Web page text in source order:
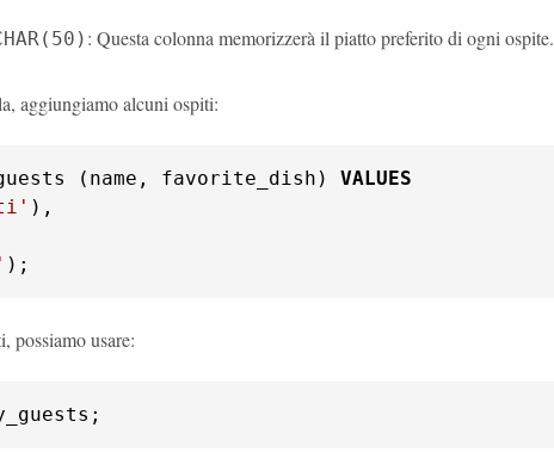
: Questa colonna memorizzerà il piatto preferito di ogni ospite.
aggiungiamo alcuni ospiti:
(name, favorite_dish) VALUES
),
);
possiamo usare: